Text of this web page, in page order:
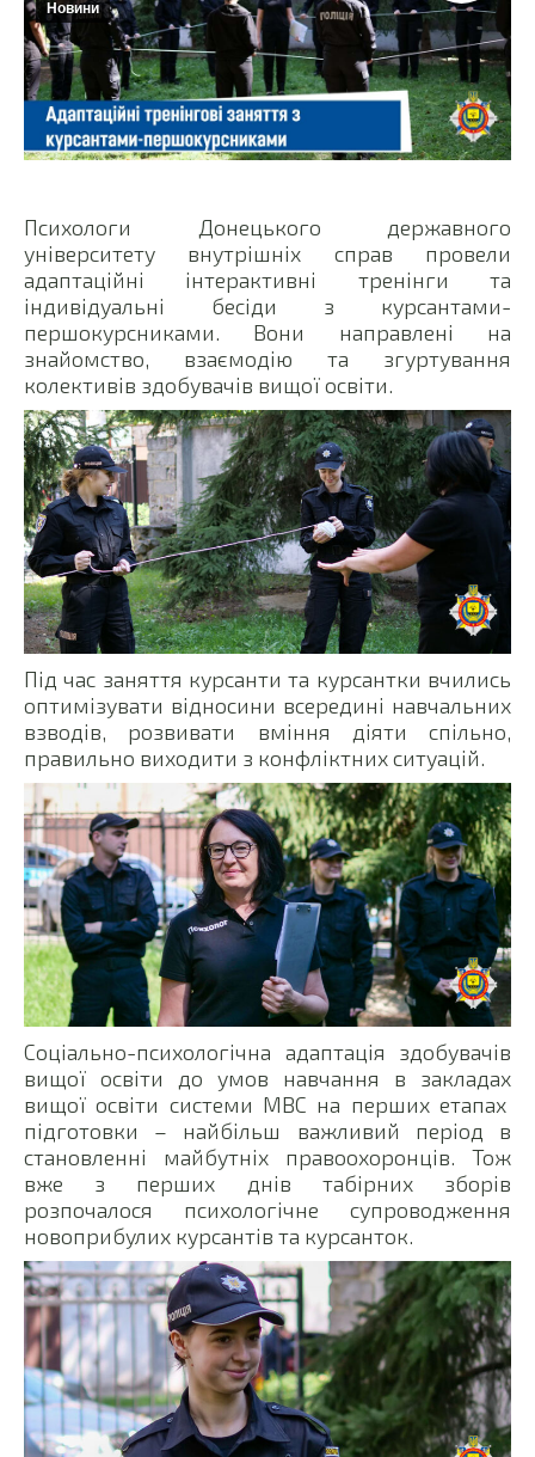
Новини
Психологи Донецького державного
університету внутрішніх справ провели
адаптаційні інтерактивні тренінги та
індивідуальні бесіди з курсантами-
першокурсниками. Вони направлені на
знайомство, взаємодію та згуртування
колективів здобувачів вищої освіти.
Під час заняття курсанти та курсантки вчились
оптимізувати відносини всередині навчальних
взводів, розвивати вміння діяти спільно,
правильно виходити з конфліктних ситуацій.
Соціально-психологічна адаптація здобувачів
вищої освіти до умов навчання в закладах
вищої освіти системи МВС на перших етапах
підготовки – найбільш важливий період в
становленні майбутніх правоохоронців. Тож
вже з перших днів табірних зборів
розпочалося психологічне супроводження
новоприбулих курсантів та курсанток.